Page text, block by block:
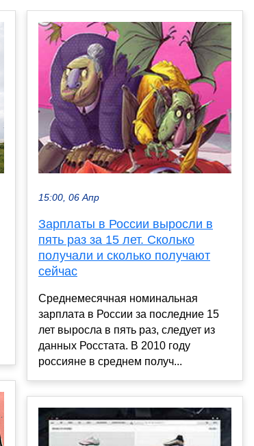
15:00, 06 Апр
Зарплаты в России выросли в
пять раз за 15 лет. Сколько
получали и сколько получают
сейчас
Среднемесячная номинальная
зарплата в России за последние 15
лет выросла в пять раз, следует из
данных Росстата. В 2010 году
россияне в среднем получ...